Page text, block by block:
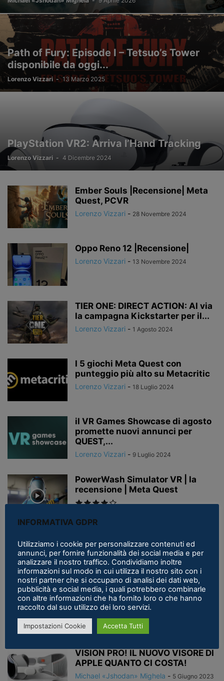
PUBBLICAZIONI RECENSIONI SAMSUNG SENZA CATEGORIA
SOCIAL SOCIAL NETWORK SPECIALI SPONSORIZZATO
STAMPA 3D STARVR STEAM STEAMVR SVILUPPO
TECNOLOGIA VALVE VISION PRO VISORI VR VIVE VR-ITALIA
WINDOWS ZERO LATENCY
Path of Fury: Episode I – Tetsuo’s Tower
disponibile da oggi...
Lorenzo Vizzari - 13 Marzo 2025
PlayStation VR2: Arriva l’Hand Tracking
Lorenzo Vizzari - 4 Dicembre 2024
Ember Souls |Recensione| Meta
Quest, PCVR
Lorenzo Vizzari - 28 Novembre 2024
Oppo Reno 12 |Recensione|
Lorenzo Vizzari - 13 Novembre 2024
TIER ONE: DIRECT ACTION: Al via
la campagna Kickstarter per il...
Lorenzo Vizzari - 1 Agosto 2024
I 5 giochi Meta Quest con
punteggio più alto su Metacritic
Lorenzo Vizzari - 18 Luglio 2024
il VR Games Showcase di agosto
promette nuovi annunci per
QUEST,...
Lorenzo Vizzari - 9 Luglio 2024
PowerWash Simulator VR | la
recensione | Meta Quest
recensione | PSVR2
Viaggio al centro della Terra in
VR! Che fantastica avventura
Michael «Jshodan» Mighela
VISION PRO! IL NUOVO VISORE DI
APPLE QUANTO CI COSTA!
Michael «Jshodan» Mighela - 5 Giugno 2023
INFORMATIVA GDPR
Utilizziamo i cookie per personalizzare contenuti ed
annunci, per fornire funzionalità dei social media e per
analizzare il nostro traffico. Condividiamo inoltre
informazioni sul modo in cui utilizza il nostro sito con i
nostri partner che si occupano di analisi dei dati web,
pubblicità e social media, i quali potrebbero combinarle
con altre informazioni che ha fornito loro o che hanno
raccolto dal suo utilizzo dei loro servizi.
Impostazioni Cookie Accetta Tutti